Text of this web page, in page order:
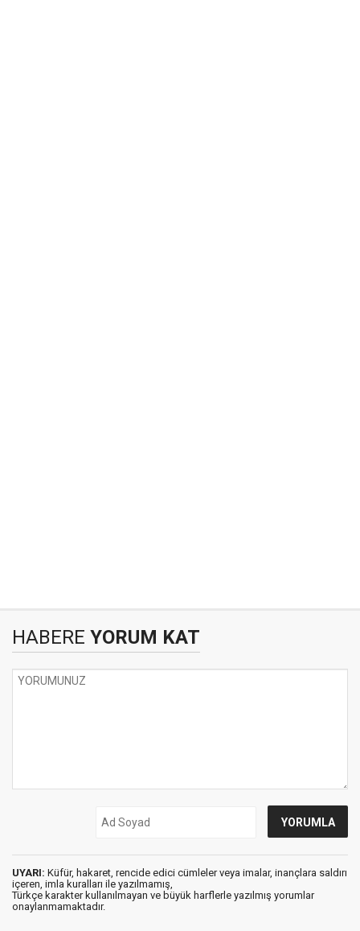
HABERE YORUM KAT
UYARI: Küfür, hakaret, rencide edici cümleler veya imalar, inançlara saldırı
içeren, imla kuralları ile yazılmamış,
Türkçe karakter kullanılmayan ve büyük harflerle yazılmış yorumlar
onaylanmamaktadır.